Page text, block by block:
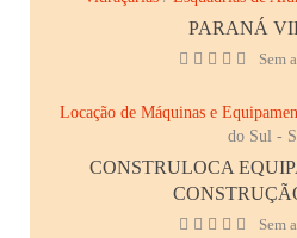
PARANÁ
Sem
Locação de Máquinas e
do Sul -
CONSTRULOCA
Sem